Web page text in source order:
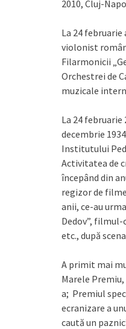
2010, Cluj-
La 24
violonist
Filarmonicii
Orchestrei de
muzicale
La 24 februarie
decembrie
Institutului
Activitatea de
începând din
regizor de
anii, ce-au
Dedov”,
etc., după
A primit mai
Marele
a; Premiul
ecranizare a
caută un